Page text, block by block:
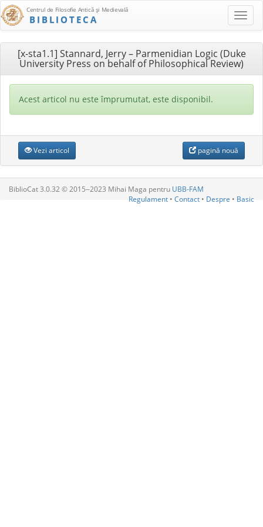
Centrul de Filosofie Antică şi Medievală
BIBLIOTECA
[x-sta1.1] Stannard, Jerry – Parmenidian Logic (Duke
University Press on behalf of Philosophical Review)
Acest articol nu este împrumutat, este disponibil.
Vezi articol pagină nouă
BiblioCat 3.0.32 © 2015‒2023 Mihai Maga pentru UBB-FAM
Regulament • Contact • Despre • Basic